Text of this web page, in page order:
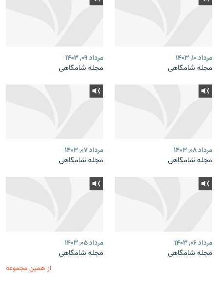
مرداد ۱۰, ۱۴۰۳
مجله شامگاهی
مرداد ۰۹, ۱۴۰۳
مجله شامگاهی
مرداد ۰۸, ۱۴۰۳
مجله شامگاهی
مرداد ۰۷, ۱۴۰۳
مجله شامگاهی
مرداد ۰۶, ۱۴۰۳
مجله شامگاهی
مرداد ۰۵, ۱۴۰۳
مجله شامگاهی
از همین مجموعه